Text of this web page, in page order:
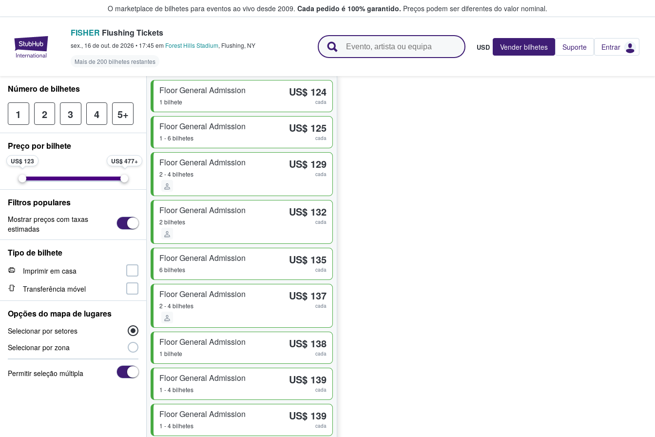
O marketplace de bilhetes para eventos ao vivo desde 2009. Cada pedido é 100% garantido. Preços podem ser diferentes do valor nominal.
StubHub – onde os fãs compram e vendem bilhetes
FISHER Flushing Tickets
sex., 16 de out. de 2026 • 17:45 em Forest Hills Stadium, Flushing, NY
Mais de 200 bilhetes restantes
USD Vender bilhetes Suporte Entrar
Floor General Admission
1 bilhete
US$ 124
cada
Floor General Admission
1 - 6 bilhetes
US$ 125
cada
Floor General Admission
2 - 4 bilhetes
US$ 129
cada
Floor General Admission
2 bilhetes
US$ 132
cada
Floor General Admission
6 bilhetes
US$ 135
cada
Floor General Admission
2 - 4 bilhetes
US$ 137
cada
Floor General Admission
1 bilhete
US$ 138
cada
Floor General Admission
1 - 4 bilhetes
US$ 139
cada
Floor General Admission
1 - 4 bilhetes
US$ 139
cada
Número de bilhetes
1 2 3 4 5+
Preço por bilhete
US$ 123 US$ 477
Filtros populares
Mostrar preços com taxas
estimadas
Tipo de bilhete
Imprimir em casa
Transferência móvel
Opções do mapa de lugares
Selecionar por setores
Selecionar por zona
Permitir seleção múltipla